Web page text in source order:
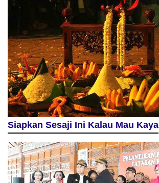
Siapkan Sesaji Ini Kalau Mau Kaya